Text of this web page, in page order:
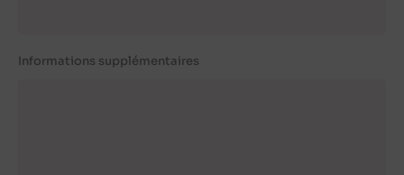
Informations supplémentaires